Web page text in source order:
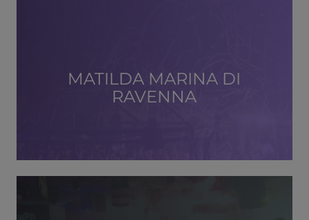
MATILDA MARINA DI
RAVENNA